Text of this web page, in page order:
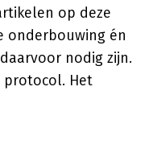
op deze
onderbouwing én
nodig zijn.
protocol. Het